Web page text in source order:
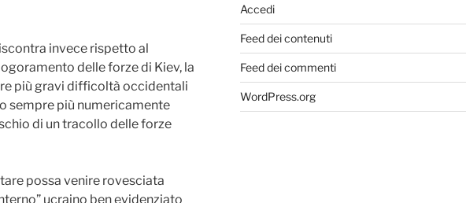
invece rispetto al
delle forze di Kiev, la
più gravi difficoltà occidentali
sempre più numericamente
di un tracollo delle forze
possa venire rovesciata
ucraino ben evidenziato
Accedi
Feed dei contenuti
Feed dei commenti
WordPress.org